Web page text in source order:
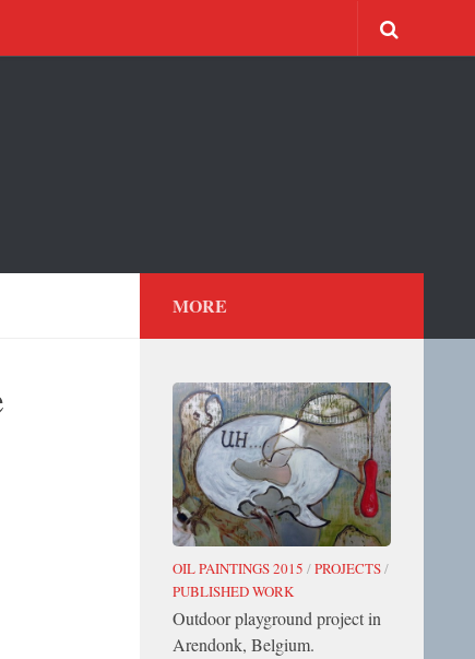
MORE
OIL PAINTINGS 2015 /PROJECTS/
PUBLISHED WORK
Outdoor playground project in
Arendonk, Belgium.